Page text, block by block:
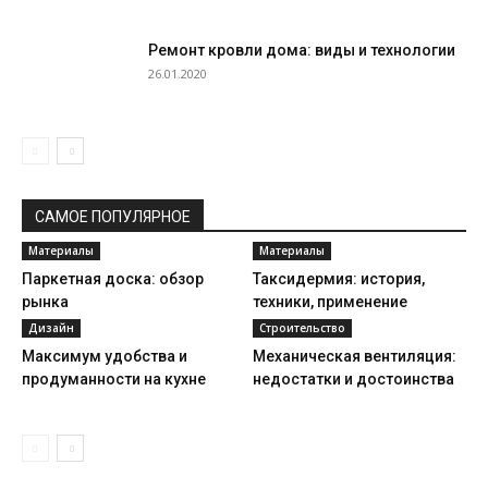
Ремонт кровли дома: виды и технологии
26.01.2020
САМОЕ ПОПУЛЯРНОЕ
Материалы
Паркетная доска: обзор
рынка
Материалы
Таксидермия: история,
техники, применение
Дизайн
Максимум удобства и
продуманности на кухне
Строительство
Механическая вентиляция:
недостатки и достоинства